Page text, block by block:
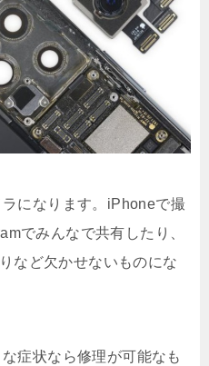
になります。iPhoneで撮
でみんなで共有したり、
など欠かせないものにな
症状なら修理が可能なも